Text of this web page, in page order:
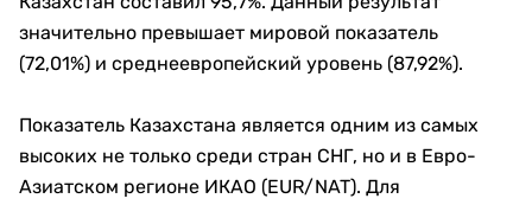
значительно превышает мировой показатель
(72,01%) и среднеевропейский уровень (87,92%).
Показатель Казахстана является одним из самых
высоких не только среди стран СНГ, но и в Евро-
Азиатском регионе ИКАО (EUR/NAT). Для